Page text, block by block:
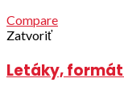
Compare
Zatvoriť
Letáky,